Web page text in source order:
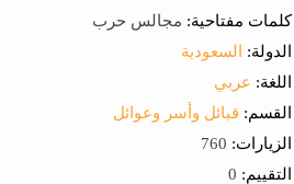
كلمات مفتاحية: مجالس حرب
الدولة:
السعودية
اللغة: عربي
القسم: قبائل وأسر وعوائل
الزيارات:
التقييم: